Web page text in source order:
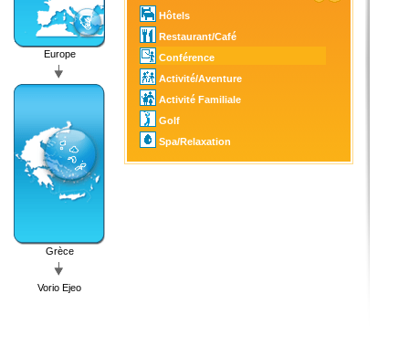
Europe
Grèce
Vorio Ejeo
Hôtels
Restaurant/Café
Conférence
Activité/Aventure
Activité Familiale
Golf
Spa/Relaxation